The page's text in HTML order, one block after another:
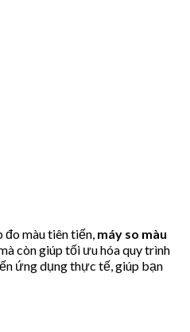
đo màu tiên tiến, máy so màu
còn giúp tối ưu hóa quy trình
ứng dụng thực tế, giúp bạn